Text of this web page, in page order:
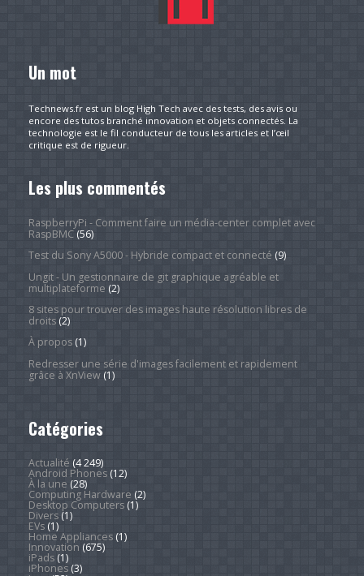
Un mot
Technews.fr est un blog High Tech avec des tests, des avis ou
encore des tutos branché innovation et objets connectés. La
technologie est le fil conducteur de tous les articles et l’œil
critique est de rigueur.
Les plus commentés
RaspberryPi - Comment faire un média-center complet avec
RaspBMC(56)
Test du Sony A5000 - Hybride compact et connecté (9)
Ungit - Un gestionnaire de git graphique agréable et
multiplateforme (2)
8 sites pour trouver des images haute résolution libres de
droits(2)
À propos(1)
Redresser une série d'images facilement et rapidement
grâce à XnView(1)
Catégories
Actualité (4 249)
Android Phones(12)
À la une (28)
Computing Hardware (2)
Desktop Computers(1)
Divers(1)
EVs(1)
Home Appliances(1)
Innovation (675)
iPads(1)
iPhones(3)